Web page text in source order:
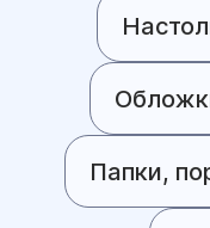
Папки,